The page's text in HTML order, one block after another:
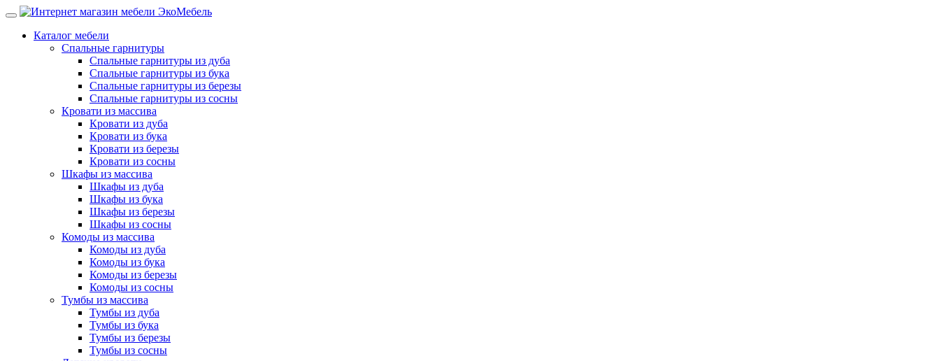
Каталог мебели
Спальные гарнитуры
Спальные гарнитуры из дуба
Спальные гарнитуры из бука
Спальные гарнитуры из березы
Спальные гарнитуры из сосны
Кровати из массива
Кровати из дуба
Кровати из бука
Кровати из березы
Кровати из сосны
Шкафы из массива
Шкафы из дуба
Шкафы из бука
Шкафы из березы
Шкафы из сосны
Комоды из массива
Комоды из дуба
Комоды из бука
Комоды из березы
Комоды из сосны
Тумбы из массива
Тумбы из дуба
Тумбы из бука
Тумбы из березы
Тумбы из сосны